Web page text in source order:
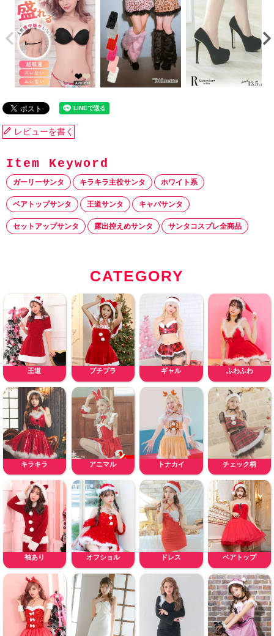
レビューを書く
ガーリーサンタ キラキラ主役サンタ ホワイト系
ベアトップサンタ 王道サンタ キャバサンタ
セットアップサンタ 露出控えめサンタ サンタコスプレ全商品
CATEGORY
王道 プチプラ ギャル ふわふわ
キラキラ アニマル トナカイ チェック柄
袖あり オフショル ドレス ベアトップ